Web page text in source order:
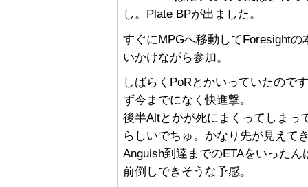
し。Plate BPが出ました。
すぐにMPGへ移動してForesight
いかけながら参加。
しばらくPoRとかいっていたので
ず今までになく快進撃。
後半Altとかが死にまくってしまっ
らしいでちゅ。かなり先が見えて
Anguish到達までのETAをいった
前倒しできそうな予感。